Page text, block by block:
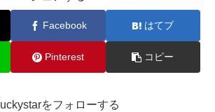
Facebook はてブ
Pinterest コピー
luckystarをフォローする